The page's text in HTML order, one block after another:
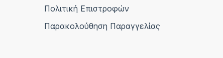
Πολιτική Επιστροφών
Παρακολούθηση Παραγγελίας